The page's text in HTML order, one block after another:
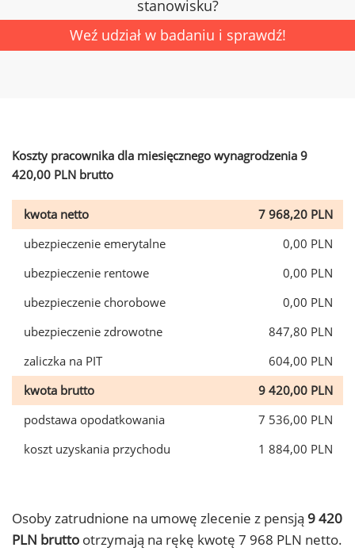
stanowisku?
Weź udział w badaniu i sprawdź!
Koszty pracownika dla miesięcznego wynagrodzenia 9
420,00 PLN brutto
kwota netto
7 968,20 PLN
ubezpieczenie emerytalne
0,00 PLN
ubezpieczenie rentowe
0,00 PLN
ubezpieczenie chorobowe
0,00 PLN
ubezpieczenie zdrowotne
847,80 PLN
zaliczka na PIT
604,00 PLN
kwota brutto
9 420,00 PLN
podstawa opodatkowania
7 536,00 PLN
koszt uzyskania przychodu
1 884,00 PLN
Osoby zatrudnione na umowę zlecenie z pensją 9 420
PLN brutto otrzymają na rękę kwotę 7 968 PLN netto.